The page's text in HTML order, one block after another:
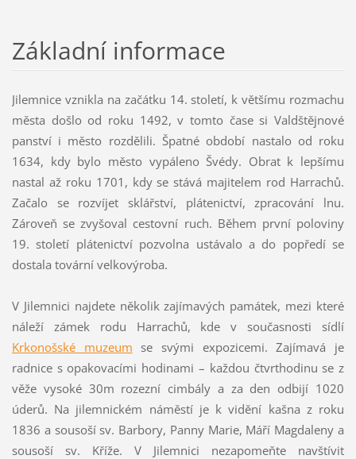
Základní informace
Jilemnice vznikla na začátku 14. století, k většímu rozmachu
města došlo od roku 1492, v tomto čase si Valdštějnové
panství i město rozdělili. Špatné období nastalo od roku
1634, kdy bylo město vypáleno Švédy. Obrat k lepšímu
nastal až roku 1701, kdy se stává majitelem rod Harrachů.
Začalo se rozvíjet sklářství, plátenictví, zpracování lnu.
Zároveň se zvyšoval cestovní ruch. Během první poloviny
19. století plátenictví pozvolna ustávalo a do popředí se
dostala tovární velkovýroba.
V Jilemnici najdete několik zajímavých památek, mezi které
náleží zámek rodu Harrachů, kde v současnosti sídlí
Krkonošské muzeum se svými expozicemi. Zajímavá je
radnice s opakovacími hodinami – každou čtvrthodinu se z
věže vysoké 30m rozezní cimbály a za den odbijí 1020
úderů. Na jilemnickém náměstí je k vidění kašna z roku
1836 a sousoší sv. Barbory, Panny Marie, Máří Magdaleny a
sousoší sv. Kříže. V Jilemnici nezapomeňte navštívit